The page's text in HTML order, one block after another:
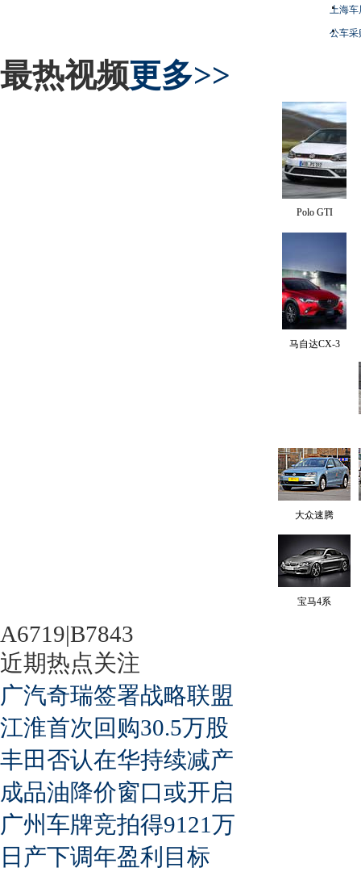
上海
公车采
最热视频更多>>
Polo GTI
马自达CX-3
大众速腾
宝马4系
A6719|B7843
近期热点关注
广汽奇瑞签署战略联盟
江淮首次回购30.5万股
丰田否认在华持续减产
成品油降价窗口或开启
广州车牌竞拍得9121万
日产下调年盈利目标